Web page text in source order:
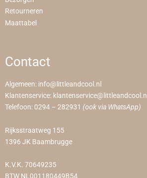
Retourneren
Maattabel
Contact
Algemeen: info@littleandcool.nl
Klantenservice: klantenservice@littleandcool.nl
Telefoon: 0294 – 282931 (ook via WhatsApp)
Rijksstraatweg 155
1396 JK Baambrugge
K.V.K. 70649235